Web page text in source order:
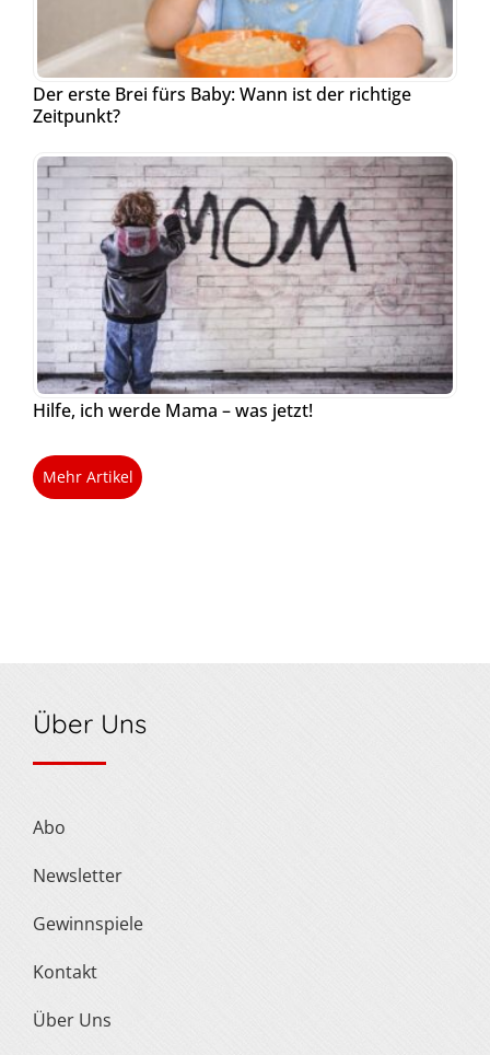
Der erste Brei fürs Baby: Wann ist der richtige
Zeitpunkt?
Hilfe, ich werde Mama – was jetzt!
Mehr Artikel
Über Uns
Abo
Newsletter
Gewinnspiele
Kontakt
Über Uns